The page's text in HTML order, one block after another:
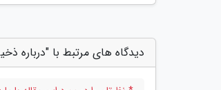
دیدگاه های مرتبط با "درباره